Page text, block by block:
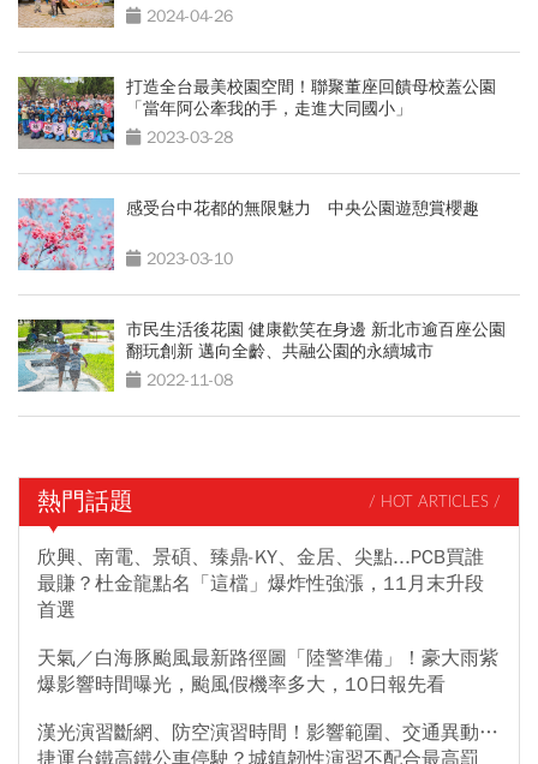
2024-04-26
打造全台最美校園空間！聯聚董座回饋母校蓋公園
「當年阿公牽我的手，走進大同國小」
2023-03-28
感受台中花都的無限魅力 中央公園遊憩賞櫻趣
2023-03-10
市民生活後花園 健康歡笑在身邊 新北市逾百座公園
翻玩創新 邁向全齡、共融公園的永續城市
2022-11-08
熱門話題 / HOT ARTICLES /
欣興、南電、景碩、臻鼎-KY、金居、尖點...PCB買誰
最賺？杜金龍點名「這檔」爆炸性強漲，11月末升段
首選
天氣／白海豚颱風最新路徑圖「陸警準備」！豪大雨紫
爆影響時間曝光，颱風假機率多大，10日報先看
漢光演習斷網、防空演習時間！影響範圍、交通異動…